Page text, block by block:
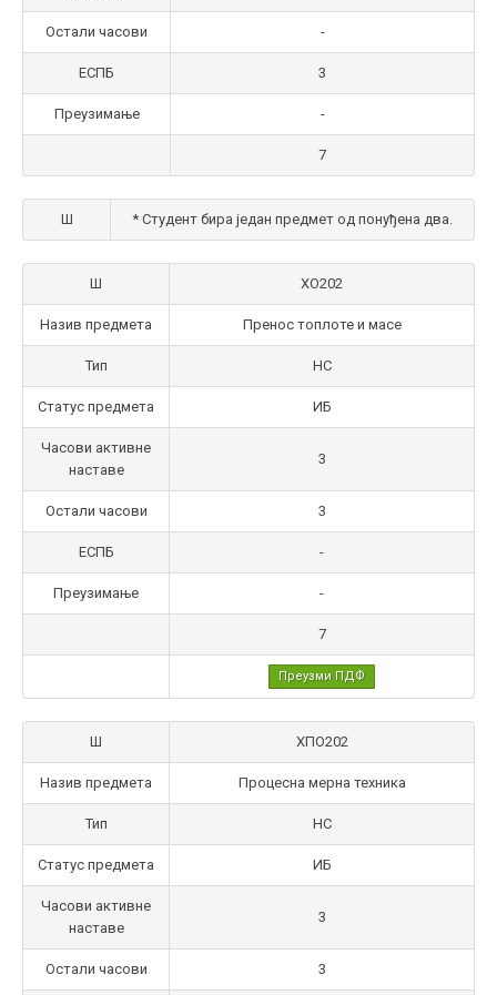
Остали часови -
ЕСПБ 3
Преузимање -
7
Ш * Студент бира један предмет од понуђена два.
Ш ХО202
Назив предмета Пренос топлоте и масе
Тип НС
Статус предмета ИБ
Часови активне
наставе
3
Остали часови 3
ЕСПБ -
Преузимање -
7
Преузми ПДФ
Ш ХПО202
Назив предмета Процесна мерна техника
Тип НС
Статус предмета ИБ
Часови активне
наставе
3
Остали часови 3